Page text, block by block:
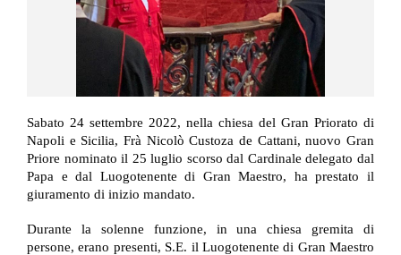
Sabato 24 settembre 2022, nella chiesa del Gran Priorato di
Napoli e Sicilia, Frà Nicolò Custoza de Cattani, nuovo Gran
Priore nominato il 25 luglio scorso dal Cardinale delegato dal
Papa e dal Luogotenente di Gran Maestro, ha prestato il
giuramento di inizio mandato.
Durante la solenne funzione, in una chiesa gremita di
persone, erano presenti, S.E. il Luogotenente di Gran Maestro